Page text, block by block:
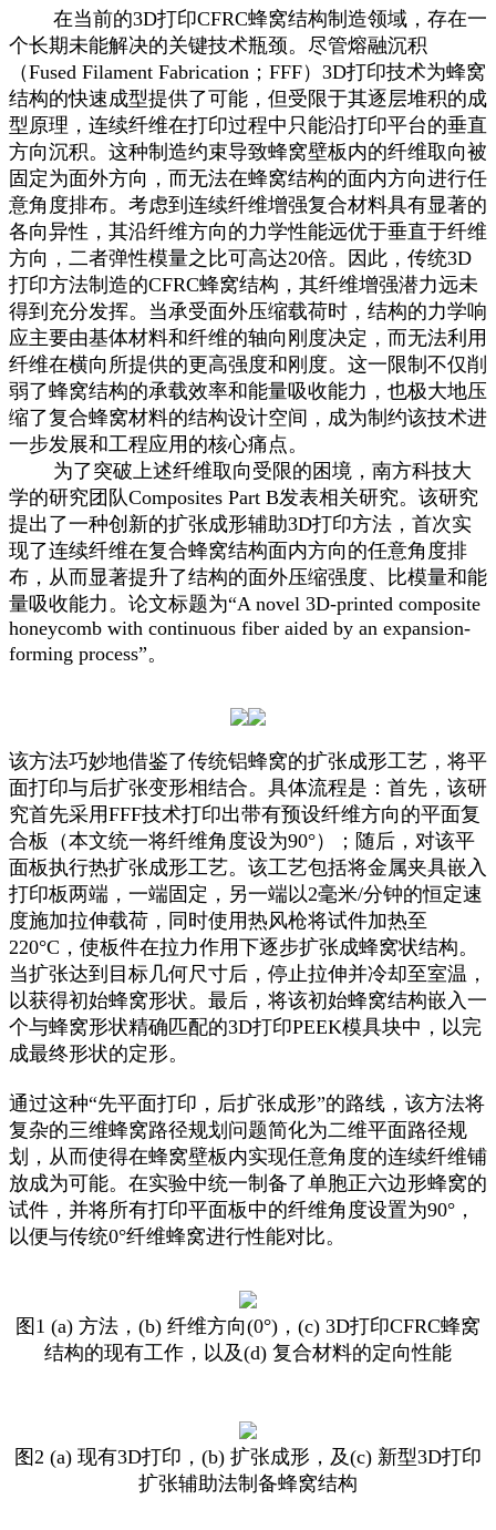
在当前的3D打印CFRC蜂窝结构制造领域，存在一
个长期未能解决的关键技术瓶颈。尽管熔融沉积
（Fused Filament Fabrication；FFF）3D打印技术为蜂窝
结构的快速成型提供了可能，但受限于其逐层堆积的成
型原理，连续纤维在打印过程中只能沿打印平台的垂直
方向沉积。这种制造约束导致蜂窝壁板内的纤维取向被
固定为面外方向，而无法在蜂窝结构的面内方向进行任
意角度排布。考虑到连续纤维增强复合材料具有显著的
各向异性，其沿纤维方向的力学性能远优于垂直于纤维
方向，二者弹性模量之比可高达20倍。因此，传统3D
打印方法制造的CFRC蜂窝结构，其纤维增强潜力远未
得到充分发挥。当承受面外压缩载荷时，结构的力学响
应主要由基体材料和纤维的轴向刚度决定，而无法利用
纤维在横向所提供的更高强度和刚度。这一限制不仅削
弱了蜂窝结构的承载效率和能量吸收能力，也极大地压
缩了复合蜂窝材料的结构设计空间，成为制约该技术进
一步发展和工程应用的核心痛点。
为了突破上述纤维取向受限的困境，南方科技大
学的研究团队Composites Part B发表相关研究。该研究
提出了一种创新的扩张成形辅助3D打印方法，首次实
现了连续纤维在复合蜂窝结构面内方向的任意角度排
布，从而显著提升了结构的面外压缩强度、比模量和能
量吸收能力。论文标题为“A novel 3D-printed composite
honeycomb with continuous fiber aided by an expansion-
forming process”。
该方法巧妙地借鉴了传统铝蜂窝的扩张成形工艺，将平
面打印与后扩张变形相结合。具体流程是：首先，该研
究首先采用FFF技术打印出带有预设纤维方向的平面复
合板（本文统一将纤维角度设为90°）；随后，对该平
面板执行热扩张成形工艺。该工艺包括将金属夹具嵌入
打印板两端，一端固定，另一端以2毫米/分钟的恒定速
度施加拉伸载荷，同时使用热风枪将试件加热至
220°C，使板件在拉力作用下逐步扩张成蜂窝状结构。
当扩张达到目标几何尺寸后，停止拉伸并冷却至室温，
以获得初始蜂窝形状。最后，将该初始蜂窝结构嵌入一
个与蜂窝形状精确匹配的3D打印PEEK模具块中，以完
成最终形状的定形。
通过这种“先平面打印，后扩张成形”的路线，该方法将
复杂的三维蜂窝路径规划问题简化为二维平面路径规
划，从而使得在蜂窝壁板内实现任意角度的连续纤维铺
放成为可能。在实验中统一制备了单胞正六边形蜂窝的
试件，并将所有打印平面板中的纤维角度设置为90°，
以便与传统0°纤维蜂窝进行性能对比。
图1 (a) 方法，(b) 纤维方向(0°)，(c) 3D打印CFRC蜂窝
结构的现有工作，以及(d) 复合材料的定向性能
图2 (a) 现有3D打印，(b) 扩张成形，及(c) 新型3D打印
扩张辅助法制备蜂窝结构